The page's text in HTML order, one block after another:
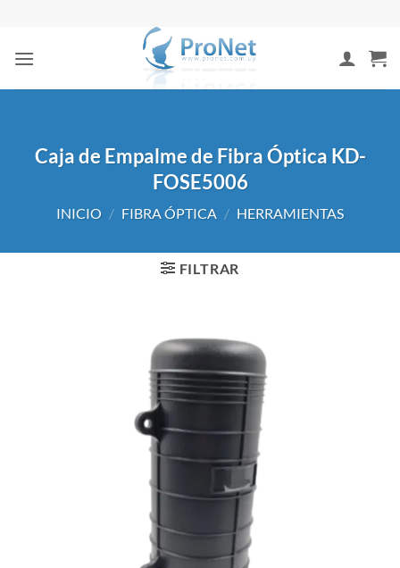
contenido
Caja de Empalme de Fibra Óptica KD-
FOSE5006
INICIO / FIBRA ÓPTICA / HERRAMIENTAS
FILTRAR